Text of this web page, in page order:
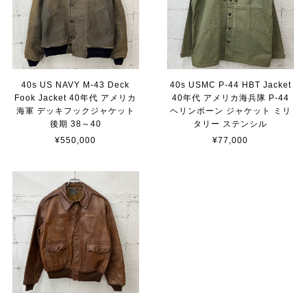
40s US NAVY M-43 Deck
Fook Jacket 40年代 アメリカ
海軍 デッキフックジャケット
後期 38～40
¥550,000
40s USMC P-44 HBT Jacket
40年代 アメリカ海兵隊 P-44
ヘリンボーン ジャケット ミリ
タリー ステンシル
¥77,000